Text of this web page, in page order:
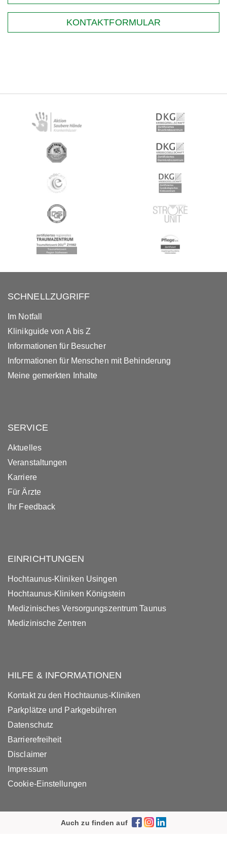
KONTAKTFORMULAR
SCHNELLZUGRIFF
Im Notfall
Klinikguide von A bis Z
Informationen für Besucher
Informationen für Menschen mit Behinderung
Meine gemerkten Inhalte
SERVICE
Aktuelles
Veranstaltungen
Karriere
Für Ärzte
Ihr Feedback
EINRICHTUNGEN
Hochtaunus-Kliniken Usingen
Hochtaunus-Kliniken Königstein
Medizinisches Versorgungszentrum Taunus
Medizinische Zentren
HILFE & INFORMATIONEN
Kontakt zu den Hochtaunus-Kliniken
Parkplätze und Parkgebühren
Datenschutz
Barrierefreiheit
Disclaimer
Impressum
Cookie-Einstellungen
Auch zu finden auf